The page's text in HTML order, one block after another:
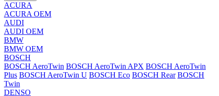
ACURA
ACURA OEM
AUDI
AUDI OEM
BMW
BMW OEM
BOSCH
BOSCH AeroTwin BOSCH AeroTwin APX BOSCH AeroTwin
Plus BOSCH AeroTwin U BOSCH Eco BOSCH Rear BOSCH
Twin
DENSO